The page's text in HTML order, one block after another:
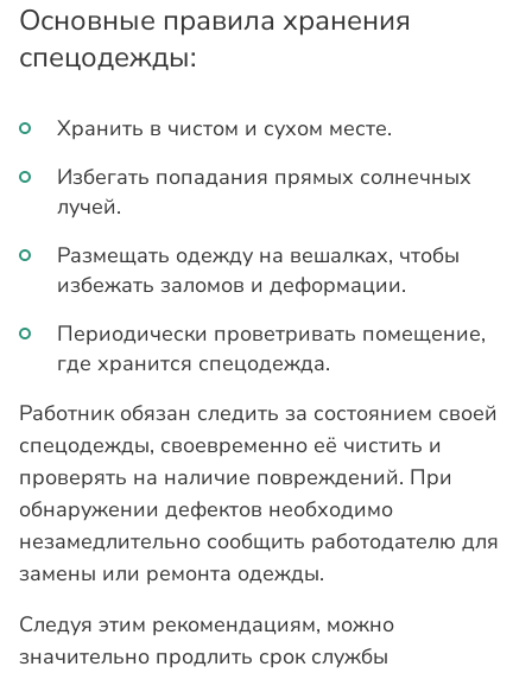
Основные правила хранения
спецодежды:
Хранить в чистом и сухом месте.
Избегать попадания прямых солнечных
лучей.
Размещать одежду на вешалках, чтобы
избежать заломов и деформации.
Периодически проветривать помещение,
где хранится спецодежда.
Работник обязан следить за состоянием своей
спецодежды, своевременно её чистить и
проверять на наличие повреждений. При
обнаружении дефектов необходимо
незамедлительно сообщить работодателю для
замены или ремонта одежды.
Следуя этим рекомендациям, можно
значительно продлить срок службы